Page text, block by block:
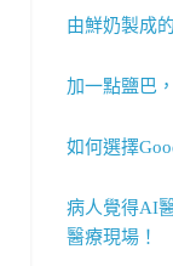
由鮮奶製成
加一點鹽巴
如何選擇
病人覺得AI
醫療現場！